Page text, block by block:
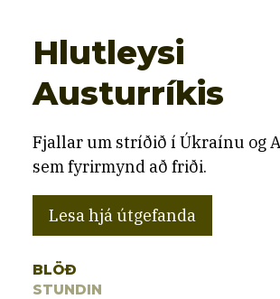
BLÖÐ
STUNDIN
Hlutleysi
Austurríkis
Fjallar um stríðið í Úkraínu og
sem fyrirmynd að friði.
Lesa hjá útgefanda